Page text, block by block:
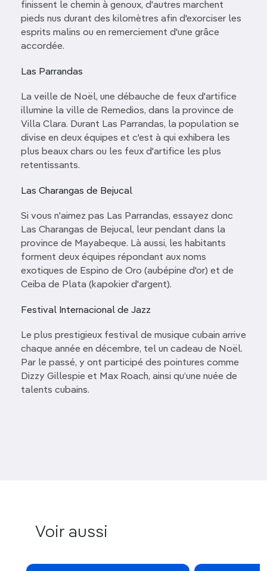
finissent le chemin à genoux, d'autres marchent
pieds nus durant des kilomètres afin d'exorciser les
esprits malins ou en remerciement d'une grâce
accordée.
Las Parrandas
La veille de Noël, une débauche de feux d'artifice
illumine la ville de Remedios, dans la province de
Villa Clara. Durant Las Parrandas, la population se
divise en deux équipes et c'est à qui exhibera les
plus beaux chars ou les feux d'artifice les plus
retentissants.
Las Charangas de Bejucal
Si vous n'aimez pas Las Parrandas, essayez donc
Las Charangas de Bejucal, leur pendant dans la
province de Mayabeque. Là aussi, les habitants
forment deux équipes répondant aux noms
exotiques de Espino de Oro (aubépine d'or) et de
Ceiba de Plata (kapokier d'argent).
Festival Internacional de Jazz
Le plus prestigieux festival de musique cubain arrive
chaque année en décembre, tel un cadeau de Noël.
Par le passé, y ont participé des pointures comme
Dizzy Gillespie et Max Roach, ainsi qu’une nuée de
talents cubains.
Voir aussi